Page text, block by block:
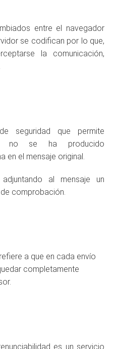
entre el navegador
se codifican por lo que,
la comunicación,
seguridad que permite
no se ha producido
en el mensaje original.
al mensaje un
comprobación.
a que en cada envío
completamente
es un servicio